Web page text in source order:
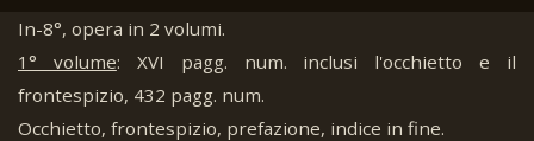
In-8°, opera in 2 volumi.
1° volume: XVI pagg. num. inclusi l'occhietto e il
frontespizio, 432 pagg. num.
Occhietto, frontespizio, prefazione, indice in fine.